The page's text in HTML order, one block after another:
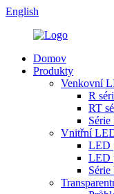
English
Domov
Produkty
Venkovní
R
RT
Série
Vnitřní
LED
LED
Série